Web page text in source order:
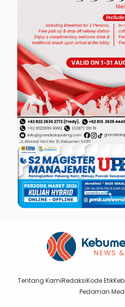
Tentang KamiRedaksiKode Etik
Pedoman